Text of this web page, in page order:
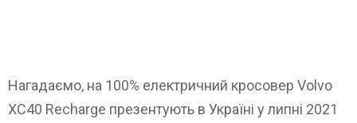
Нагадаємо, на 100% електричний кросовер Volvo
XC40 Recharge презентують в Україні у липні 2021